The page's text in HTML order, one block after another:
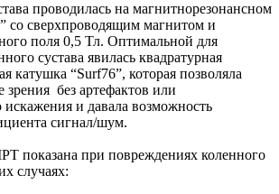
проводилась на магнитнорезонансном
со сверхпроводящим магнитом и
поля 0,5 Тл. Оптимальной для
сустава явилась квадратурная
катушка “Surf76”, которая позволяла
зрения без артефактов или
искажения и давала возможность
сигнал/шум.
показана при повреждениях коленного
случаях: